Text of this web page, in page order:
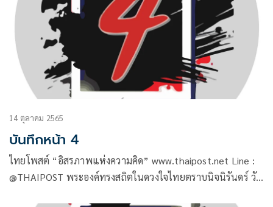
14 ตุลาคม 2565
บันทึกหน้า 4
ไทยโพสต์ “อิสรภาพแห่งความคิด” www.thaipost.net Line :
@THAIPOST พระองค์ทรงสถิตในดวงใจไทยตราบนิจนิรันดร์ วัน